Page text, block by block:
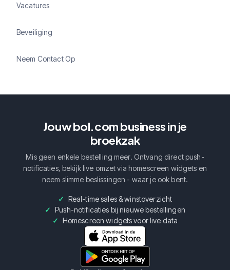
Vacatures
Beveiliging
Neem Contact Op
Jouw bol.com business in je
broekzak
Mis geen enkele bestelling meer. Ontvang direct push-
notificaties, bekijk live omzet via homescreen widgets en
neem slimme beslissingen - waar je ook bent.
Real-time sales & winstoverzicht
Push-notificaties bij nieuwe bestellingen
Homescreen widgets voor live data